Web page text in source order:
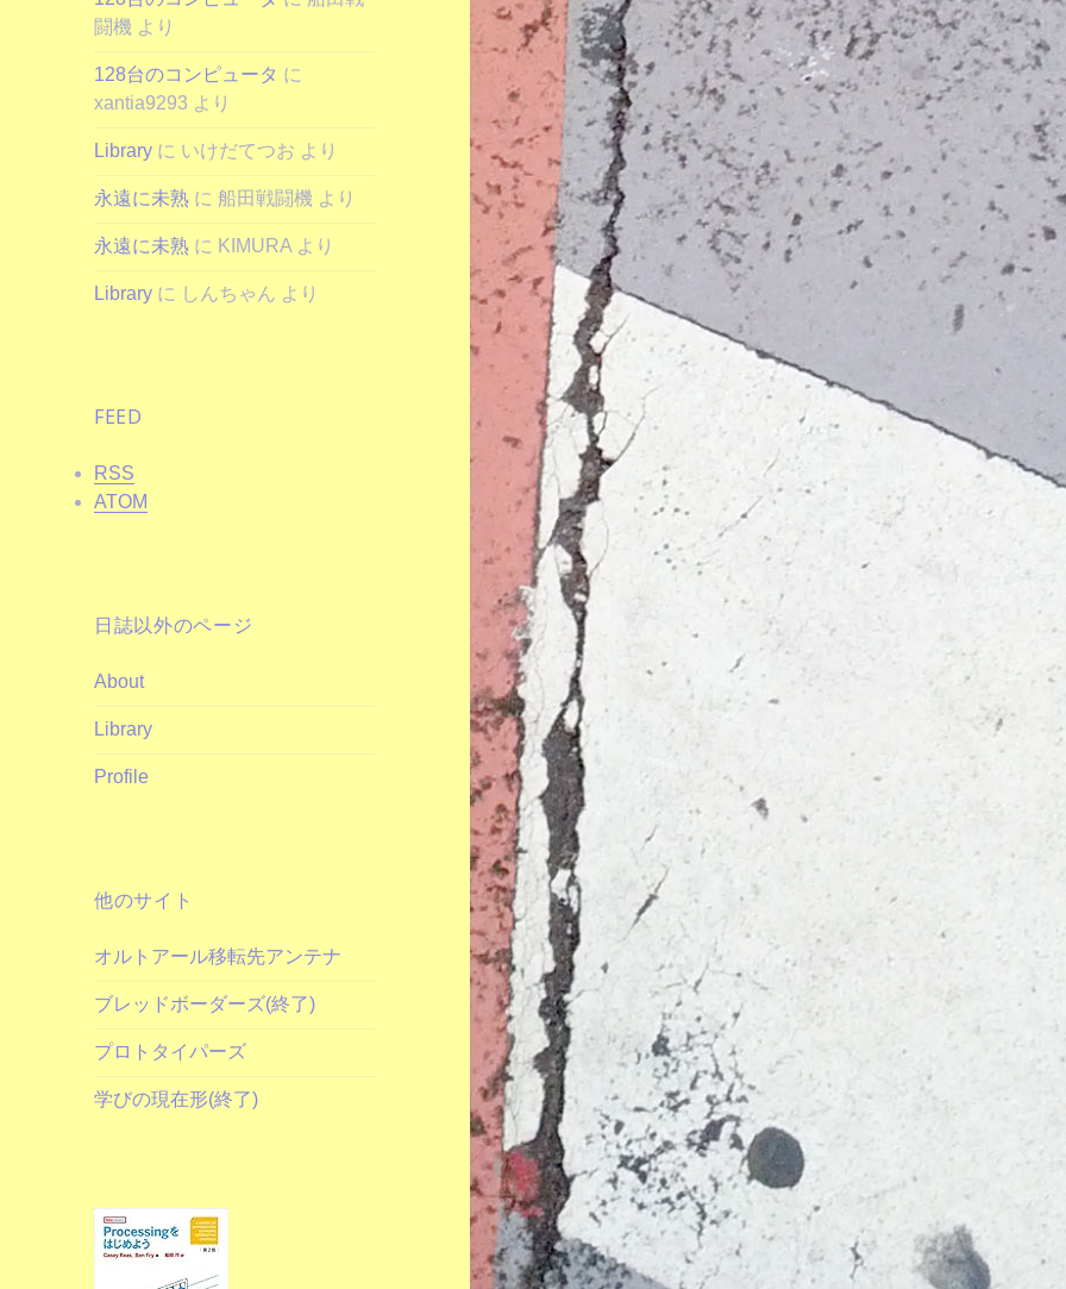
闘機 より
128台のコンピュータ に
xantia9293 より
Library に いけだてつお より
永遠に未熟 に船田戦闘機 より
永遠に未熟 に KIMURA より
Library に しんちゃん より
FEED
RSS
ATOM
日誌以外のページ
About
Library
Profile
他のサイト
オルトアール移転先アンテナ
ブレッドボーダーズ(終了)
プロトタイパーズ
学びの現在形(終了)